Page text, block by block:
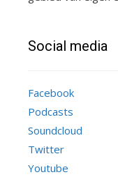
Social media
Facebook
Podcasts
Soundcloud
Twitter
Youtube